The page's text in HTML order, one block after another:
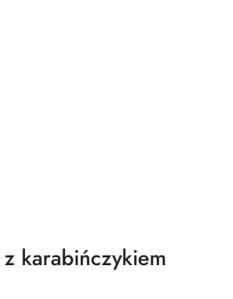
karabińczykiem